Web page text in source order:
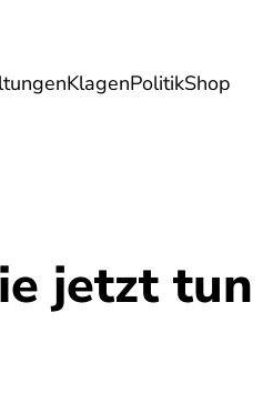
KlagenPolitikShop
Reise Verträge
jetzt tun